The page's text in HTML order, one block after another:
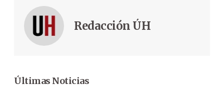
Redacción ÚH
Últimas Noticias